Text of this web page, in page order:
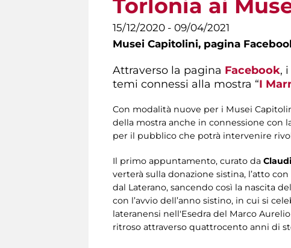
Torlonia ai
15/12/2020 - 09/04/2021
Musei Capitolini, pagina
Attraverso la pagina Facebook,
temi connessi alla mostra “I
Con modalità nuove per i Musei
della mostra anche in connessione con
per il pubblico che potrà intervenire
Il primo appuntamento, curato da
verterà sulla donazione sistina, l’atto
dal Laterano, sancendo così la nascita
con l’avvio dell’anno sistino, in cui si
lateranensi nell'Esedra del Marco
ritroso attraverso quattrocento anni di